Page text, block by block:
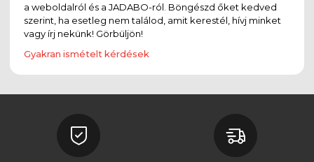
a weboldalról és a JADABO-ról. Böngészd őket kedved
szerint, ha esetleg nem találod, amit kerestél, hívj minket
vagy írj nekünk! Görbüljön!
Gyakran ismételt kérdések